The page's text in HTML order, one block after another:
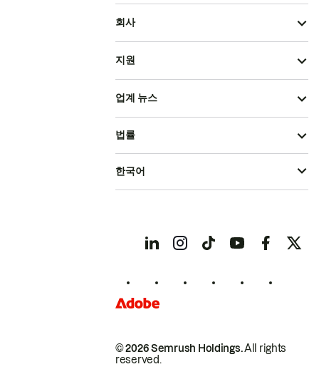
회사
지원
업계 뉴스
© 2026 Semrush Holdings.All rights
reserved.
법률
한국어